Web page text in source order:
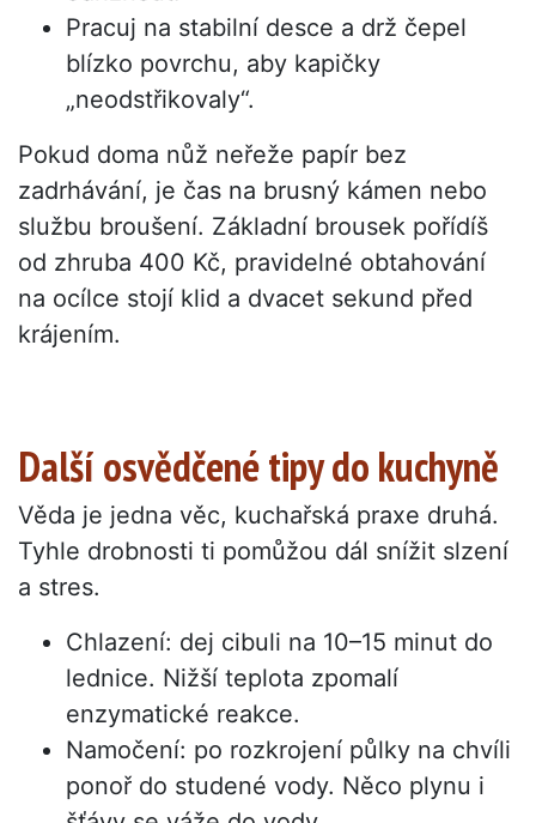
Pracuj na stabilní desce a drž čepel
blízko povrchu, aby kapičky
„neodstřikovaly“.
Pokud doma nůž neřeže papír bez
zadrhávání, je čas na brusný kámen nebo
službu broušení. Základní brousek pořídíš
od zhruba 400 Kč, pravidelné obtahování
na ocílce stojí klid a dvacet sekund před
krájením.
Další osvědčené tipy do kuchyně
Věda je jedna věc, kuchařská praxe druhá.
Tyhle drobnosti ti pomůžou dál snížit slzení
a stres.
Chlazení: dej cibuli na 10–15 minut do
lednice. Nižší teplota zpomalí
enzymatické reakce.
Namočení: po rozkrojení půlky na chvíli
ponoř do studené vody. Něco plynu i